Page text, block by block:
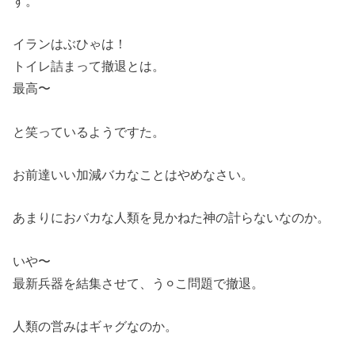
イランはぶひゃは！
トイレ詰まって撤退とは。
最高〜
と笑っているようですた。
お前達いい加減バカなことはやめなさい。
あまりにおバカな人類を見かねた神の計らないなのか。
いや〜
最新兵器を結集させて、う⚪︎こ問題で撤退。
人類の営みはギャグなのか。